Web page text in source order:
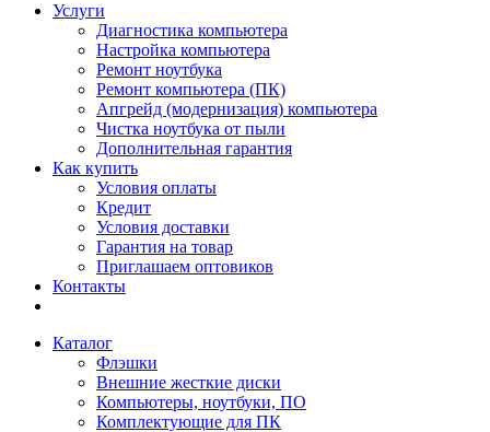
Услуги
Диагностика компьютера
Настройка компьютера
Ремонт ноутбука
Ремонт компьютера (ПК)
Апгрейд (модернизация) компьютера
Чистка ноутбука от пыли
Дополнительная гарантия
Как купить
Условия оплаты
Кредит
Условия доставки
Гарантия на товар
Приглашаем оптовиков
Контакты
Каталог
Флэшки
Внешние жесткие диски
Компьютеры, ноутбуки, ПО
Комплектующие для ПК